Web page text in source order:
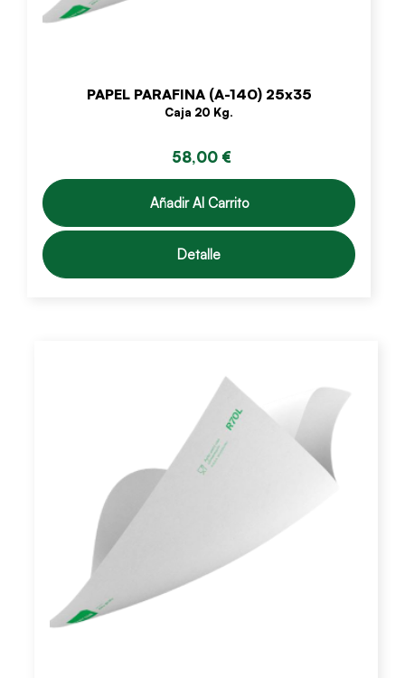
PAPEL PARAFINA (A-140) 25x35
Caja 20 Kg.
58,00 €
Añadir Al Carrito
Detalle